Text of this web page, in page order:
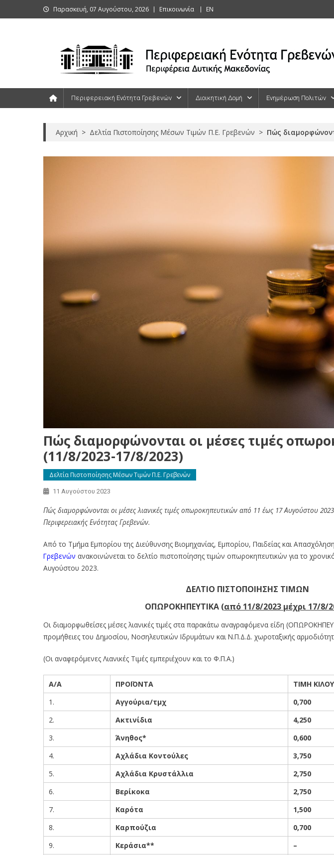
to
Παρασκευή, 07 Αυγούστου, 2026 Επικοινωνία ΕΝ
Περιφερειακή Ενότητα Γρεβενών Διοικητική Δομή Ενημέρωση Πολιτών
Αρχική > Δελτία Πιστοποίησης Μέσων Τιμών Π.Ε. Γρεβενών > Πώς
Πώς διαμορφώνονται οι μέσες τιμές
(11/8/2023-17/8/2023)
Δελτία Πιστοποίησης Μέσων Τιμών Π.Ε. Γρεβενών
11 Αυγούστου 2023
Πώς διαμορφώνονται οι μέσες λιανικές τιμές οπωροκηπευτικών από 11 έως 17 Αυγούστου
Περιφερειακής Ενότητας Γρεβενών.
Από το Τμήμα Εμπορίου της Διεύθυνσης Βιομηχανίας, Εμπορίου, Παιδείας και
Γρεβενών ανακοινώνεται το δελτίο πιστοποίησης τιμών οπωροκηπευτικών για το
Αυγούστου 2023.
ΔΕΛΤΙΟ ΠΙΣΤΟΠΟΙΗΣΗΣ ΤΙΜΩΝ
ΟΠΩΡΟΚΗΠΕΥΤΙΚΑ (από 11/8/2023 μέχρι 17/8/
Οι διαμορφωθείσες μέσες λιανικές τιμές στα παρακάτω αναγραφόμενα είδη
προμήθειες του Δημοσίου, Νοσηλευτικών Ιδρυμάτων και Ν.Π.Δ.Δ. χωροταξικής
(Οι αναφερόμενες Λιανικές Τιμές εμπεριέχουν και το Φ.Π.Α.)
Α/Α ΠΡΟΪΟΝΤΑ
ΤΙΜΗ
1.
Αγγούρια/τμχ 0,700
2.
Ακτινίδια
4,250
3.
Άνηθος*
0,600
4.
Αχλάδια Κοντούλες
3,750
5.
Αχλάδια Κρυστάλλια 2,750
6.
Βερίκοκα
2,750
7.
Καρότα
1,500
8.
Καρπούζια
0,700
9.
Κεράσια**
–